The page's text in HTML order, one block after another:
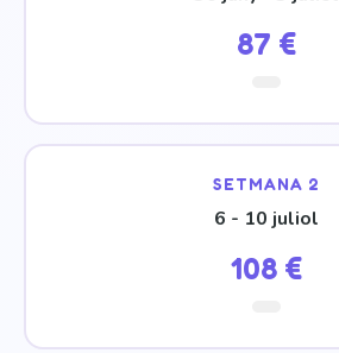
87 €
SETMANA 2
6 - 10 juliol
108 €